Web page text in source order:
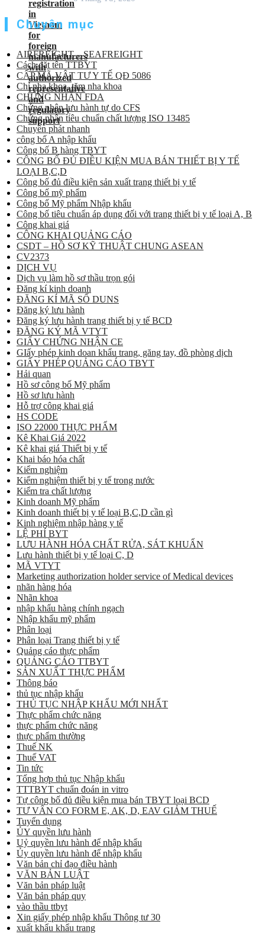
Chuyên mục
AIRFREIGHT – SEAFREIGHT
Cách đặt tên TTBYT
CẤP MÃ VẬT TƯ Y TẾ QĐ 5086
Chỉ nha khoa, tăm nha khoa
CHỨNG NHẬN FDA
Chứng nhận lưu hành tự do CFS
Chứng nhận tiêu chuẩn chất lượng ISO 13485
Chuyển phát nhanh
công bố A nhập khẩu
Công bố B hàng TBYT
CÔNG BỐ ĐỦ ĐIỀU KIỆN MUA BÁN THIẾT BỊ Y TẾ
LOẠI B,C,D
Công bố đủ điều kiện sản xuất trang thiết bị y tế
Công bố mỹ phẩm
Công bố Mỹ phẩm Nhập khẩu
Công bố tiêu chuẩn áp dụng đối với trang thiết bị y tế loại A, B
Công khai giá
CÔNG KHAI QUẢNG CÁO
CSDT – HỒ SƠ KỸ THUẬT CHUNG ASEAN
CV2373
DỊCH VỤ
Dịch vụ làm hồ sơ thầu trọn gói
Đăng kí kinh doanh
ĐĂNG KÍ MÃ SỐ DUNS
Đăng ký lưu hành
Đăng ký lưu hành trang thiết bị y tế BCD
ĐĂNG KÝ MÃ VTYT
GIẤY CHỨNG NHẬN CE
GIấy phép kinh doan khẩu trang, găng tay, đồ phòng dịch
GIẤY PHÉP QUẢNG CÁO TBYT
Hải quan
Hồ sơ công bố Mỹ phẩm
Hồ sơ lưu hành
Hỗ trợ công khai giá
HS CODE
ISO 22000 THỰC PHẨM
Kê Khai Giá 2022
Kê khai giá Thiết bị y tế
Khai báo hóa chất
Kiểm nghiệm
Kiểm nghiệm thiết bị y tế trong nước
Kiểm tra chất lượng
Kinh doanh Mỹ phẩm
Kinh doanh thiết bị y tế loại B,C,D cần gì
Kinh nghiệm nhập hàng y tế
LỆ PHÍ BYT
LƯU HÀNH HÓA CHẤT RỬA, SÁT KHUẨN
Lưu hành thiết bị y tế loại C, D
MÃ VTYT
Marketing authorization holder service of Medical devices
nhãn hàng hóa
Nhãn khoa
nhập khẩu hàng chính ngạch
Nhập khẩu mỹ phẩm
Phân loại
Phân loại Trang thiết bị y tế
Quảng cáo thực phẩm
QUẢNG CÁO TTBYT
SẢN XUẤT THỰC PHẨM
Thông báo
thủ tục nhập khẩu
THỦ TỤC NHẬP KHẨU MỚI NHẤT
Thực phẩm chức năng
thực phẩm chức năng
thực phẩm thường
Thuế NK
Thuế VAT
Tin tức
Tổng hợp thủ tục Nhập khẩu
TTTBYT chuẩn đoán in vitro
Tự công bố đủ điều kiện mua bán TBYT loại BCD
TƯ VẤN CO FORM E, AK, D, EAV GIẢM THUẾ
Tuyển dụng
ỦY quyền lưu hành
Uỷ quyền lưu hành để nhập khẩu
Ủy quyền lưu hành để nhập khẩu
Văn bản chỉ đạo điều hành
VĂN BẢN LUẬT
Văn bản pháp luật
Văn bản pháp quy
vào thầu ttbyt
Xin giấy phép nhập khẩu Thông tư 30
xuất khẩu khẩu trang